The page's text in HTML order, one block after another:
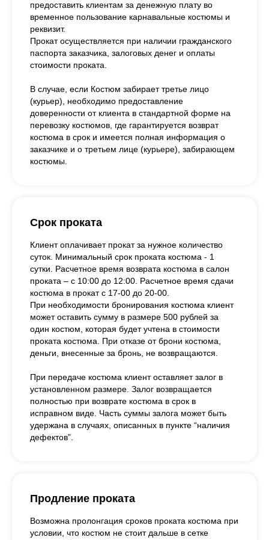
предоставить клиентам за денежную плату во
временное пользование карнавальные костюмы и
реквизит.
Прокат осуществляется при наличии гражданского
паспорта заказчика, залоговых денег и оплаты
стоимости проката.
В случае, если Костюм забирает третье лицо
(курьер), необходимо предоставление
доверенности от клиента в стандартной форме на
перевозку костюмов, где гарантируется возврат
костюма в срок и имеется полная информация о
заказчике и о третьем лице (курьере), забирающем
костюмы.
Срок проката
Клиент оплачивает прокат за нужное количество
суток. Минимальный срок проката костюма - 1
сутки. Расчетное время возврата костюма в салон
проката – с 10:00 до 12:00. Расчетное время сдачи
костюма в прокат с 17-00 до 20-00.
При необходимости бронирования костюма клиент
может оставить сумму в размере 500 рублей за
один костюм, которая будет учтена в стоимости
проката костюма. При отказе от брони костюма,
деньги, внесенные за бронь, не возвращаются.
При передаче костюма клиент оставляет залог в
установленном размере. Залог возвращается
полностью при возврате костюма в срок в
исправном виде. Часть суммы залога может быть
удержана в случаях, описанных в пункте “наличия
дефектов”.
Продление проката
Возможна пролонгация сроков проката костюма при
условии, что костюм не стоит дальше в сетке